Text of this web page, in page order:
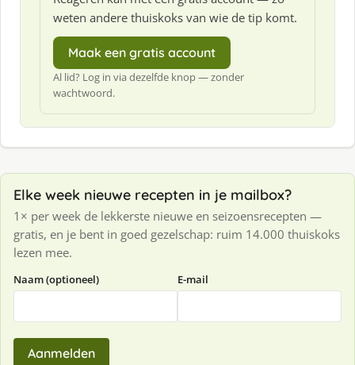
weten andere thuiskoks van wie de tip komt.
Maak een gratis account
Al lid? Log in via dezelfde knop — zonder
wachtwoord.
Elke week nieuwe recepten in je mailbox?
1× per week de lekkerste nieuwe en seizoensrecepten —
gratis, en je bent in goed gezelschap: ruim 14.000 thuiskoks
lezen mee.
Naam (optioneel) E-mail
Aanmelden